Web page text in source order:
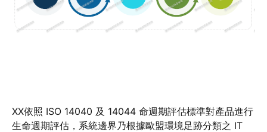
XX依照 ISO 14040 及 14044 命週期評估標準對產品進行
生命週期評估，系統邊界乃根據歐盟環境足跡分類之 IT